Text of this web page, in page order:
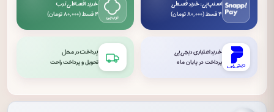
اسنپ‌پی: خرید قسطی
۴ قسط (۸۰٬۰۰۰ تومان)
خرید اقساطی ترب
۴ قسط (۸۰٬۰۰۰ تومان)
خرید اعتباری دیجی‌پی
پرداخت در پایان ماه
پرداخت در محل
تحویل و پرداخت راحت